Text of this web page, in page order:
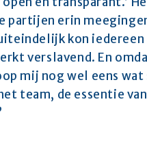
erin
kon iedereen
verslavend. En
mij nog wel eens
team, de essentie